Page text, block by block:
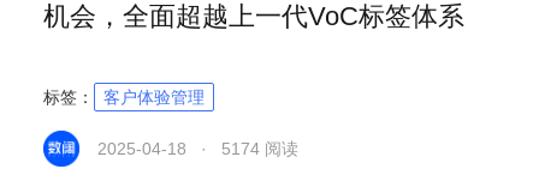
机会，全面超越上一代VoC标签体系
标签： 客户体验管理
2025-04-18 · 5174 阅读